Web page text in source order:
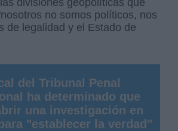
no somos políticos, nos
de legalidad y el Estado de
del Tribunal Penal
ha determinado que
una investigación en
"establecer la verdad"